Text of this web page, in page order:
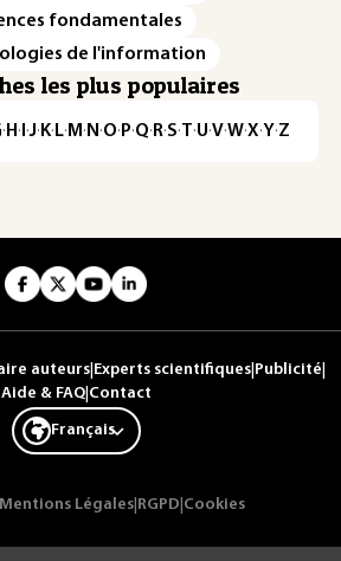
fondamentales
de l'information
les plus populaires
· H · ·J· K· L· M · N ·O· P·Q· R·S·T·U·V·W·X·Y·Z
auteurs Experts scientifiques Publicité
Aide & FAQ| Contact
Français
Mentions Légales RGPD Cookies